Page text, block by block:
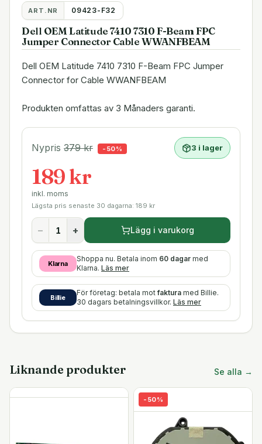
ART.NR 09423-F32
Dell OEM Latitude 7410 7310 F-Beam FPC
Jumper Connector Cable WWANFBEAM
Dell OEM Latitude 7410 7310 F-Beam FPC Jumper
Connector for Cable WWANFBEAM
Produkten omfattas av 3 Månaders garanti.
Nypris 379kr - 50% 3 i lager
189 kr
inkl. moms
Lägsta pris senaste 30 dagarna: 189 kr
− + Lägg i varukorg
Klarna
Shoppa nu. Betala inom 60 dagar med
Klarna. Läs mer
Billie
För företag: betala motfaktura med Billie.
30 dagars betalningsvillkor. Läs mer
Liknande produkter Se alla →
- 50%